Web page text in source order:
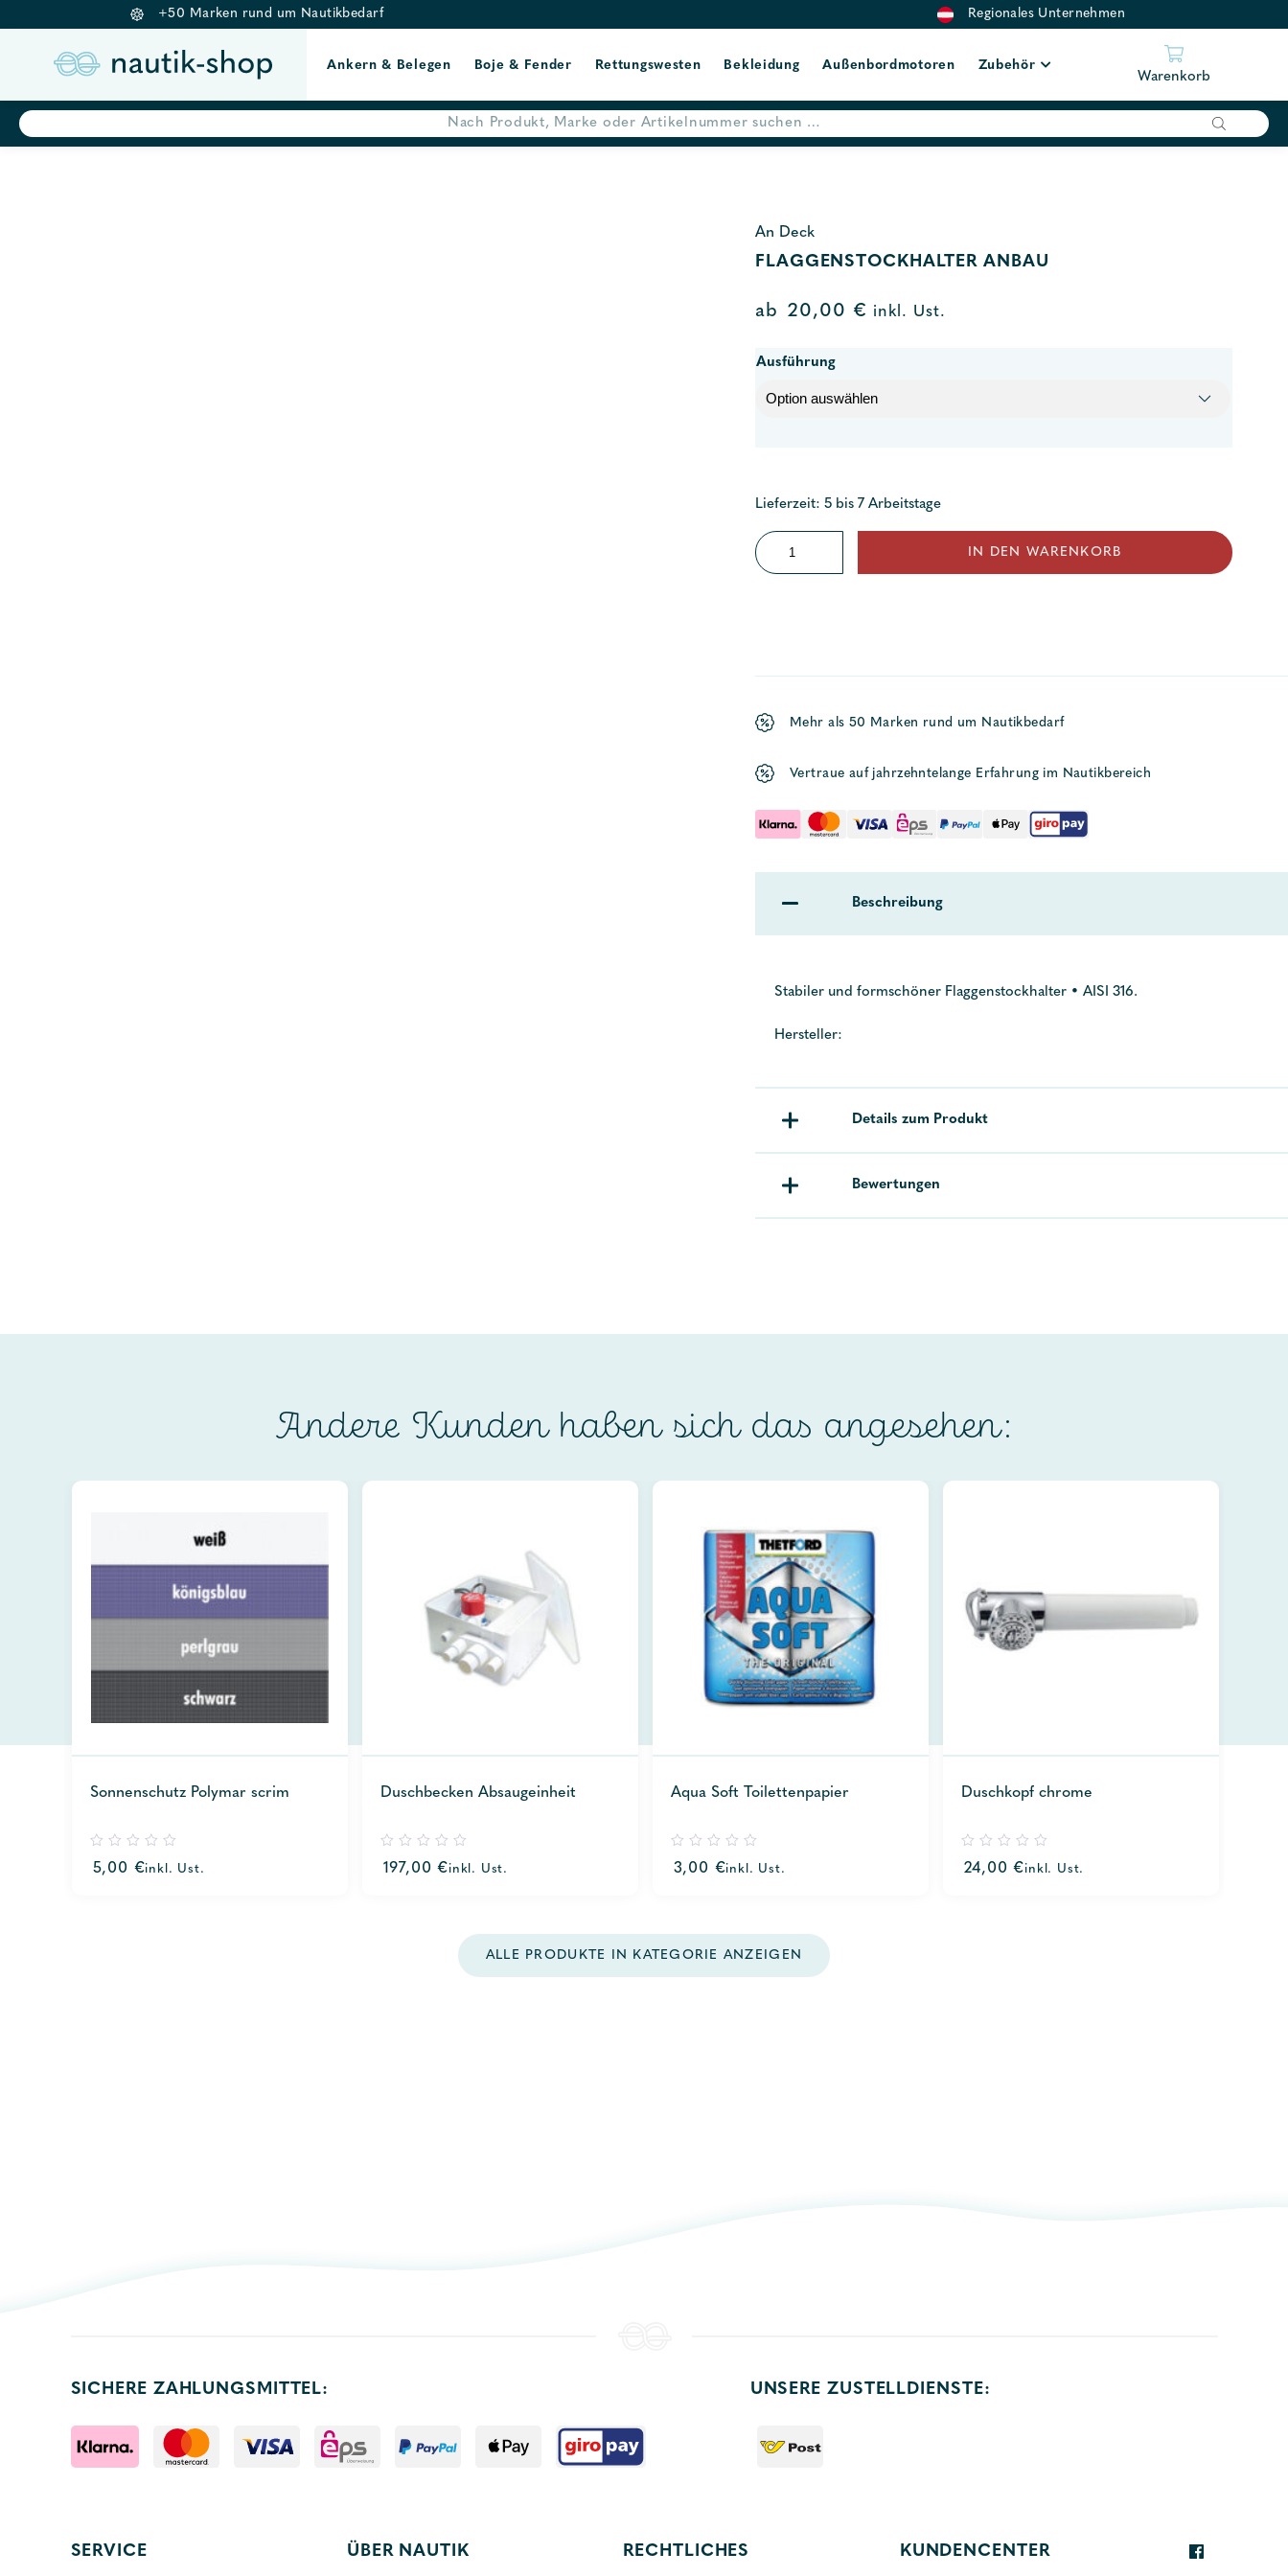
Springe
+50 Marken rund um Nautikbedarf Regionales Unternehmen
Ankern & Belegen Boje & Fender Rettungswesten Bekleidung Außenbordmotoren
Zubehör
Warenkorb
Products
search
An Deck
FLAGGENSTOCKHALTER ANBAU
ab 20,00 € inkl. Ust.
Ausführung
Lieferzeit: 5 bis 7 Arbeitstage
Flaggenstockhalter
Anbau
IN DEN WARENKORB
Mehr als 50 Marken rund um Nautikbedarf
Vertraue auf jahrzehntelange Erfahrung im Nautikbereich
Beschreibung
Stabiler und formschöner Flaggenstockhalter • AISI 316.
Hersteller:
Details zum Produkt
Bewertungen
Andere Kunden haben sich das angesehen:
Sonnenschutz Polymar scrim
out
5,00 €inkl. Ust.
Duschbecken Absaugeinheit
out
197,00€inkl. Ust.
Aqua Soft Toilettenpapier
out
3,00 €inkl. Ust.
Duschkopf chrome
out
24,00€inkl. Ust.
ALLE PRODUKTE IN KATEGORIE ANZEIGEN
SICHERE ZAHLUNGSMITTEL: UNSERE ZUSTELLDIENSTE:
SERVICE ÜBER NAUTIK RECHTLICHES KUNDENCENTER